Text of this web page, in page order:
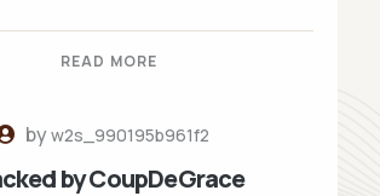
READ MORE
byw2s_990195b961f2
by CoupDeGrace